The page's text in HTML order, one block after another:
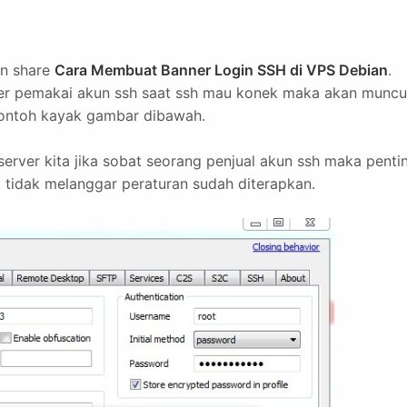
share Cara Membuat Banner Login SSH di VPS Debian.
pemakai akun ssh saat ssh mau konek maka akan
kayak gambar dibawah.
kita jika sobat seorang penjual akun ssh maka
melanggar peraturan sudah diterapkan.